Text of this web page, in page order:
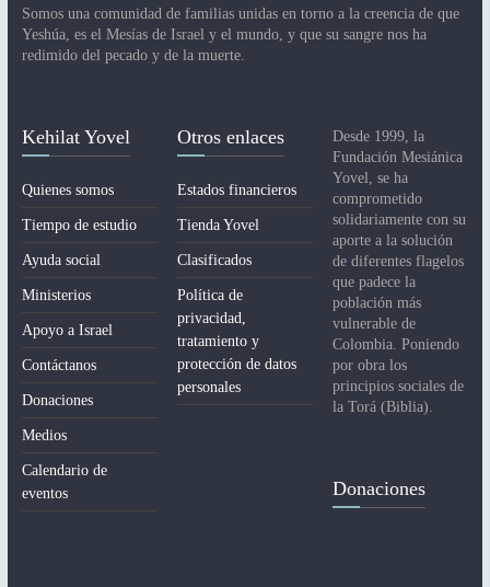
Somos una comunidad de familias unidas en torno a la creencia de que
Yeshúa, es el Mesías de Israel y el mundo, y que su sangre nos ha
redimido del pecado y de la muerte.
Kehilat Yovel
Quienes somos
Tiempo de estudio
Ayuda social
Ministerios
Apoyo a Israel
Contáctanos
Donaciones
Medios
Calendario de
eventos
Otros enlaces
Estados financieros
Tienda Yovel
Clasificados
Política de
privacidad,
tratamiento y
protección de datos
personales
Desde 1999, la
Fundación Mesiánica
Yovel, se ha
comprometido
solidariamente con su
aporte a la solución
de diferentes flagelos
que padece la
población más
vulnerable de
Colombia. Poniendo
por obra los
principios sociales de
la Torá (Biblia).
Donaciones